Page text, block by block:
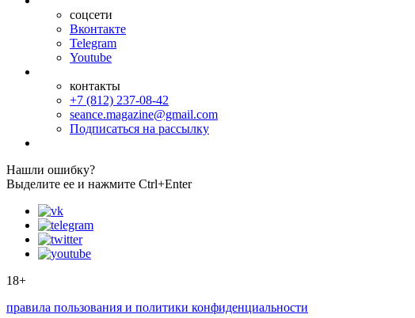
соцсети
Вконтакте
Telegram
Youtube
контакты
+7 (812) 237-08-42
seance.magazine@gmail.com
Подписаться на рассылку
Нашли ошибку?
Выделите ее и нажмите Ctrl+Enter
18+
правила пользования и политики конфиденциальности